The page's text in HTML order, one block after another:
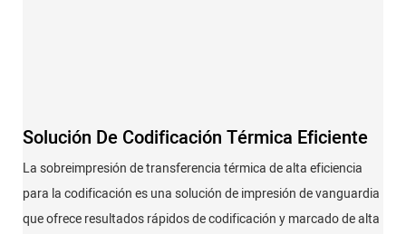
Solución De Codificación Térmica Eficiente
La sobreimpresión de transferencia térmica de alta eficiencia
para la codificación es una solución de impresión de vanguardia
que ofrece resultados rápidos de codificación y marcado de alta